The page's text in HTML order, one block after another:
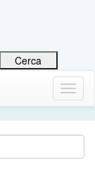
Menu
Down